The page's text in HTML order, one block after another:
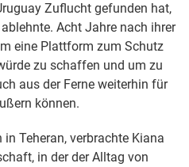
Zuflucht gefunden hat,
Acht Jahre nach ihrer
eine Plattform zum Schutz
zu schaffen und um zu
aus der Ferne weiterhin für
können.
Teheran, verbrachte Kiana
in der der Alltag von